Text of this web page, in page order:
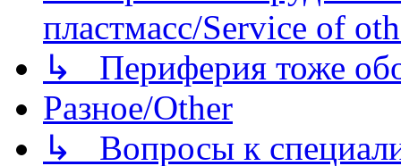
пластмасс/Service of
↳ Периферия тоже
Разное/Other
↳ Вопросы к